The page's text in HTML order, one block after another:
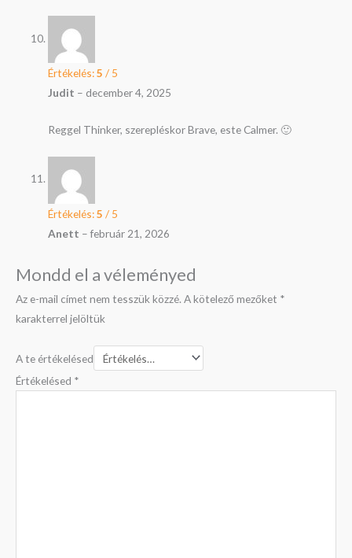
Értékelés:5 / 5
Judit – december 4, 2025
Reggel Thinker, szerepléskor Brave, este Calmer. 🙂
Értékelés:5 / 5
Anett – február 21, 2026
Mondd el a véleményed
Az e-mail címet nem tesszük közzé. A kötelező mezőket *
karakterrel jelöltük
A te értékelésed
Értékelésed *